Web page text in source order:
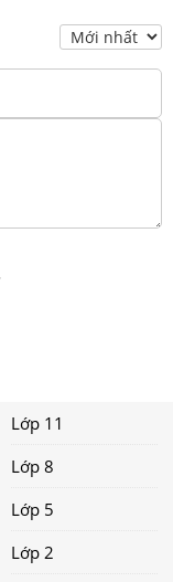
Lớp 11
Lớp 8
Lớp 5
Lớp 2